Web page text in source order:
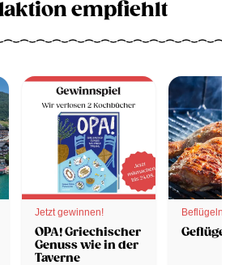
empfiehlt
Jetzt gewinnen!
OPA! Griechischer
Genuss wie in der
Taverne